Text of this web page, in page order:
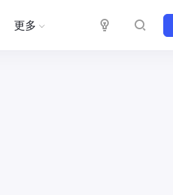
更多